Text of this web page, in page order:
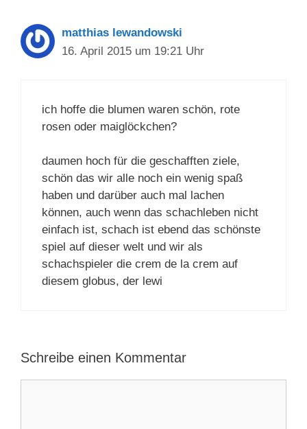
matthias lewandowski
16. April 2015 um 19:21 Uhr
ich hoffe die blumen waren schön, rote
rosen oder maiglöckchen?
daumen hoch für die geschafften ziele,
schön das wir alle noch ein wenig spaß
haben und darüber auch mal lachen
können, auch wenn das schachleben nicht
einfach ist, schach ist ebend das schönste
spiel auf dieser welt und wir als
schachspieler die crem de la crem auf
diesem globus, der lewi
Schreibe einen Kommentar